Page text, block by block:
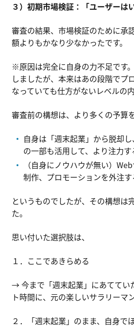
３）初期市場検証：「ユーザーは
審査の結果、市場検証のために承
額よりもかなり少なかったです。
※原因は完全に自身の力不足です
しましたが、本来はあの段階でプ
なっていても仕方がないレベルの
審査前の構想は、より多くの予算
自身は「週末起業」から脱却
の一部も活用して、より注力す
（自身にノウハウが無い）
制作、プロモーションを外注す
というものでしたが、その構想は
た。
思い付いた選択肢は、
１．ここであきらめる
→ 今まで「週末起業」にあててい
ト時間に、元の楽しいサラリーマ
２．「週末起業」のまま、自身で